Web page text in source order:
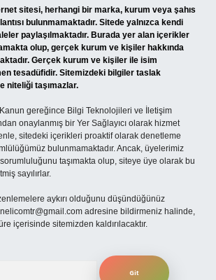
sitesi, herhangi bir marka, kurum veya şahıs
bulunmamaktadır. Sitede yalnızca kendi
paylaşılmaktadır. Burada yer alan içerikler
olup, gerçek kurum ve kişiler hakkında
Gerçek kurum ve kişiler ile isim
tesadüfidir. Sitemizdeki bilgiler taslak
niteliği taşımazlar.
Kanun gereğince Bilgi Teknolojileri ve İletişim
onaylanmış bir Yer Sağlayıcı olarak hizmet
sitedeki içerikleri proaktif olarak denetleme
bulunmamaktadır. Ancak, üyelerimiz
taşımakta olup, siteye üye olarak bu
sayılırlar.
aykırı olduğunu düşündüğünüz
adresine bildirmeniz halinde,
içerisinde sitemizden kaldırılacaktır.